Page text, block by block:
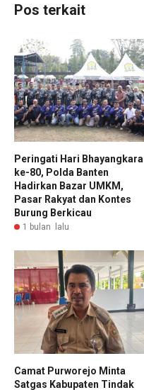
Pos terkait
Peringati Hari Bhayangkara
ke-80, Polda Banten
Hadirkan Bazar UMKM,
Pasar Rakyat dan Kontes
Burung Berkicau
1 bulan lalu
Camat Purworejo Minta
Satgas Kabupaten Tindak